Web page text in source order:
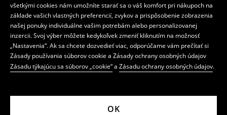
všetkými cookies nám umožníte starať sa o váš komfort pri nákupoch na
základe vašich vlastných preferencií, zvykov a prispôsobenie zobrazenia
našej ponuky individuálne vašim potrebám alebo personalizovanej
inzercii. Svoj výber môžete kedykoľvek zmeniť kliknutím na možnosť
„Nastavenia“. Ak sa chcete dozvedieť viac, odporúčame vám prečítať si
Zásady používania súborov cookie a Zásady ochrany osobných údajov
Zásadu týkajúcu sa súborov „cookie“a Zásadu ochrany osobných údajov.
OK